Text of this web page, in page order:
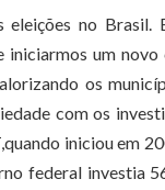
eleições no Brasil.
iniciarmos um novo
os
com os
iniciou em
federal investia